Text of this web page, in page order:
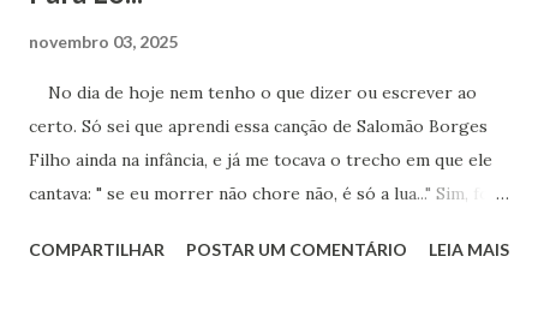
novembro 03, 2025
No dia de hoje nem tenho o que dizer ou escrever ao
certo. Só sei que aprendi essa canção de Salomão Borges
Filho ainda na infância, e já me tocava o trecho em que ele
cantava: " se eu morrer não chore não, é só a lua..." Sim, foi a
obra. Achei este registro de 2023, num dia que essa música
COMPARTILHAR POSTAR UM COMENTÁRIO LEIA MAIS